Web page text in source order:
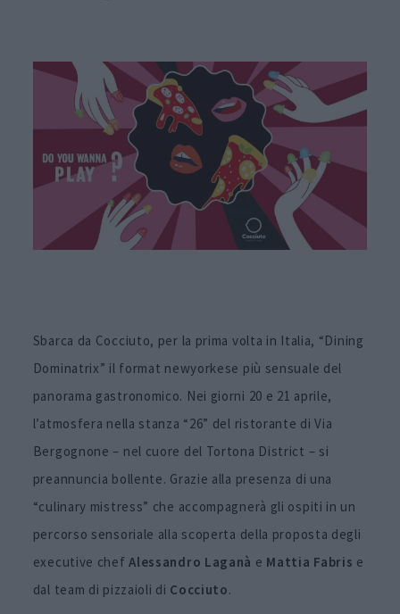
Sbarca da Cocciuto, per la prima volta in Italia, “Dining
Dominatrix” il format newyorkese più sensuale del
panorama gastronomico. Nei giorni 20 e 21 aprile,
l’atmosfera nella stanza “26” del ristorante di Via
Bergognone – nel cuore del Tortona District – si
preannuncia bollente. Grazie alla presenza di una
“culinary mistress” che accompagnerà gli ospiti in un
percorso sensoriale alla scoperta della proposta degli
executive chefAlessandro Laganà e Mattia Fabris e
dal team di pizzaioli di Cocciuto.